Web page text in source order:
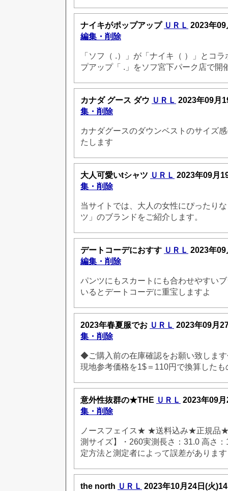
ナイキがポップアップ ＵＲＬ 2023年09
編集・削除
「ソフ（ .）」が「ナイキ（ ）」とコ
プアップ「 .」をソフ宮下パーク店で開
カナダ グース ダウ ＵＲＬ 2023年09月
集・削除
カナダグースのダウンベストのサイズ
たします
大人可愛いtシャツ ＵＲＬ 2023年09月
集・削除
当サイトでは、大人の女性にぴったり
ツ」のブランドをご紹介します。
デートコーデにおすす ＵＲＬ 2023年09
編集・削除
パンツにもスカートにも合わせやすい
いるとデートコーデに重宝しますよ
2023年春夏服でお ＵＲＬ 2023年09月
集・削除
◆ご購入前の在庫確認をお願い致しま
現地参考価格を1$＝110円で換算したも
意外性抜群の★THE ＵＲＬ 2023年09
集・削除
ノースフェイス★ ★送料込み★正規品
測サイズ】・260実測長さ：31.0 高さ
定方法と測定者によって誤差があります
the north ＵＲＬ 2023年10月24日(火